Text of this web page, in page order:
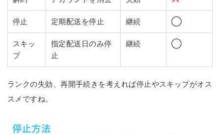
停止 定期配送を停止 継続 ◯
スキッ
プ
指定配送日のみ停
止
継続 ◯
ランクの失効、再開手続きを考えれば停止やスキップがオス
スメですね。
停止方法